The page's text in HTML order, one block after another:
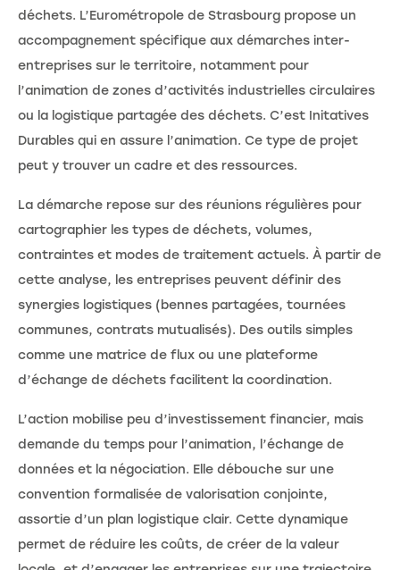
déchets. L’Eurométropole de Strasbourg propose un
accompagnement spécifique aux démarches inter-
entreprises sur le territoire, notamment pour
l’animation de zones d’activités industrielles circulaires
ou la logistique partagée des déchets. C’est Initatives
Durables qui en assure l’animation. Ce type de projet
peut y trouver un cadre et des ressources.
La démarche repose sur des réunions régulières pour
cartographier les types de déchets, volumes,
contraintes et modes de traitement actuels. À partir de
cette analyse, les entreprises peuvent définir des
synergies logistiques (bennes partagées, tournées
communes, contrats mutualisés). Des outils simples
comme une matrice de flux ou une plateforme
d’échange de déchets facilitent la coordination.
L’action mobilise peu d’investissement financier, mais
demande du temps pour l’animation, l’échange de
données et la négociation. Elle débouche sur une
convention formalisée de valorisation conjointe,
assortie d’un plan logistique clair. Cette dynamique
permet de réduire les coûts, de créer de la valeur